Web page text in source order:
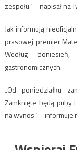
zespołu” – napisał na
Jak informują
prasowej premier
Według
gastronomicznych.
„Od poniedziałku
Zamknięte będą puby
na wynos” – informuje